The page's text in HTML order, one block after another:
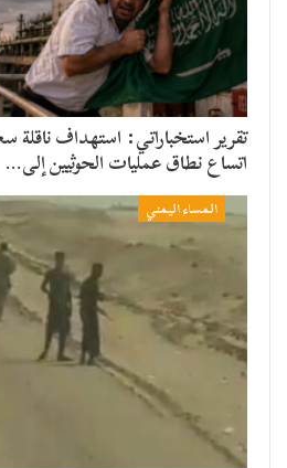
تقرير استخباراتي: استهداف ناقلة
اتساع نطاق عمليات الحوثيين إلى…
المساء اليمني